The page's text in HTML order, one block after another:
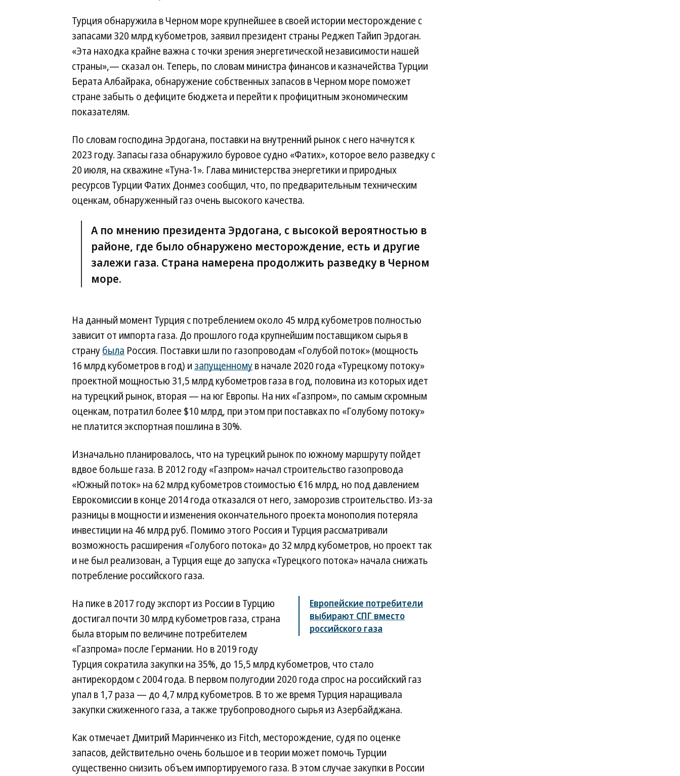
Турция обнаружила в Черном море крупнейшее в своей истории месторождение с
запасами 320 млрд кубометров, заявил президент страны Реджеп Тайип Эрдоган.
«Эта находка крайне важна с точки зрения энергетической независимости нашей
страны»,— сказал он. Теперь, по словам министра финансов и казначейства Турции
Берата Албайрака, обнаружение собственных запасов в Черном море поможет
стране забыть о дефиците бюджета и перейти к профицитным экономическим
показателям.
По словам господина Эрдогана, поставки на внутренний рынок с него начнутся к
2023 году. Запасы газа обнаружило буровое судно «Фатих», которое вело разведку с
20 июля, на скважине «Туна-1». Глава министерства энергетики и природных
ресурсов Турции Фатих Донмез сообщил, что, по предварительным техническим
оценкам, обнаруженный газ очень высокого качества.
А по мнению президента Эрдогана, с высокой вероятностью в
районе, где было обнаружено месторождение, есть и другие
залежи газа. Страна намерена продолжить разведку в Черном
море.
На данный момент Турция с потреблением около 45 млрд кубометров полностью
зависит от импорта газа. До прошлого года крупнейшим поставщиком сырья в
странубыла Россия. Поставки шли по газопроводам «Голубой поток» (мощность
16 млрд кубометров в год) и запущенномув начале 2020 года «Турецкому потоку»
проектной мощностью 31,5 млрд кубометров газа в год, половина из которых идет
на турецкий рынок, вторая — на юг Европы. На них «Газпром», по самым скромным
оценкам, потратил более $10 млрд, при этом при поставках по «Голубому потоку»
не платится экспортная пошлина в 30%.
Изначально планировалось, что на турецкий рынок по южному маршруту пойдет
вдвое больше газа. В 2012 году «Газпром» начал строительство газопровода
«Южный поток» на 62 млрд кубометров стоимостью €16 млрд, но под давлением
Еврокомиссии в конце 2014 года отказался от него, заморозив строительство. Из-за
разницы в мощности и изменения окончательного проекта монополия потеряла
инвестиции на 46 млрд руб. Помимо этого Россия и Турция рассматривали
возможность расширения «Голубого потока» до 32 млрд кубометров, но проект так
и не был реализован, а Турция еще до запуска «Турецкого потока» начала снижать
потребление российского газа.
Европейские потребители
выбирают СПГ вместо
российского газа
На пике в 2017 году экспорт из России в Турцию
достигал почти 30 млрд кубометров газа, страна
была вторым по величине потребителем
«Газпрома» после Германии. Но в 2019 году
Турция сократила закупки на 35%, до 15,5 млрд кубометров, что стало
антирекордом с 2004 года. В первом полугодии 2020 года спрос на российский газ
упал в 1,7 раза — до 4,7 млрд кубометров. В то же время Турция наращивала
закупки сжиженного газа, а также трубопроводного сырья из Азербайджана.
Как отмечает Дмитрий Маринченко из Fitch, месторождение, судя по оценке
запасов, действительно очень большое и в теории может помочь Турции
существенно снизить объем импортируемого газа. В этом случае закупки в России